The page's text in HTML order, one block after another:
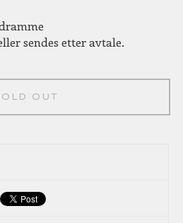
sendes etter avtale.
OUT